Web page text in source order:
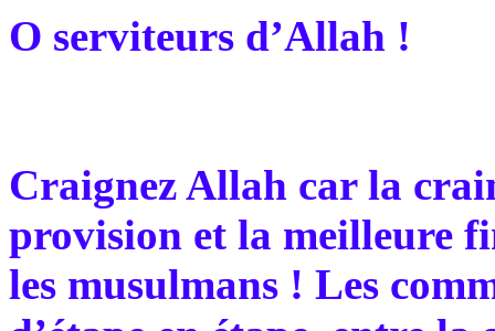
O serviteurs d’Allah !
Craignez Allah car la
provision et la meilleure
les musulmans ! Les